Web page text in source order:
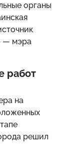
органы
— мэра
работ
на
решил